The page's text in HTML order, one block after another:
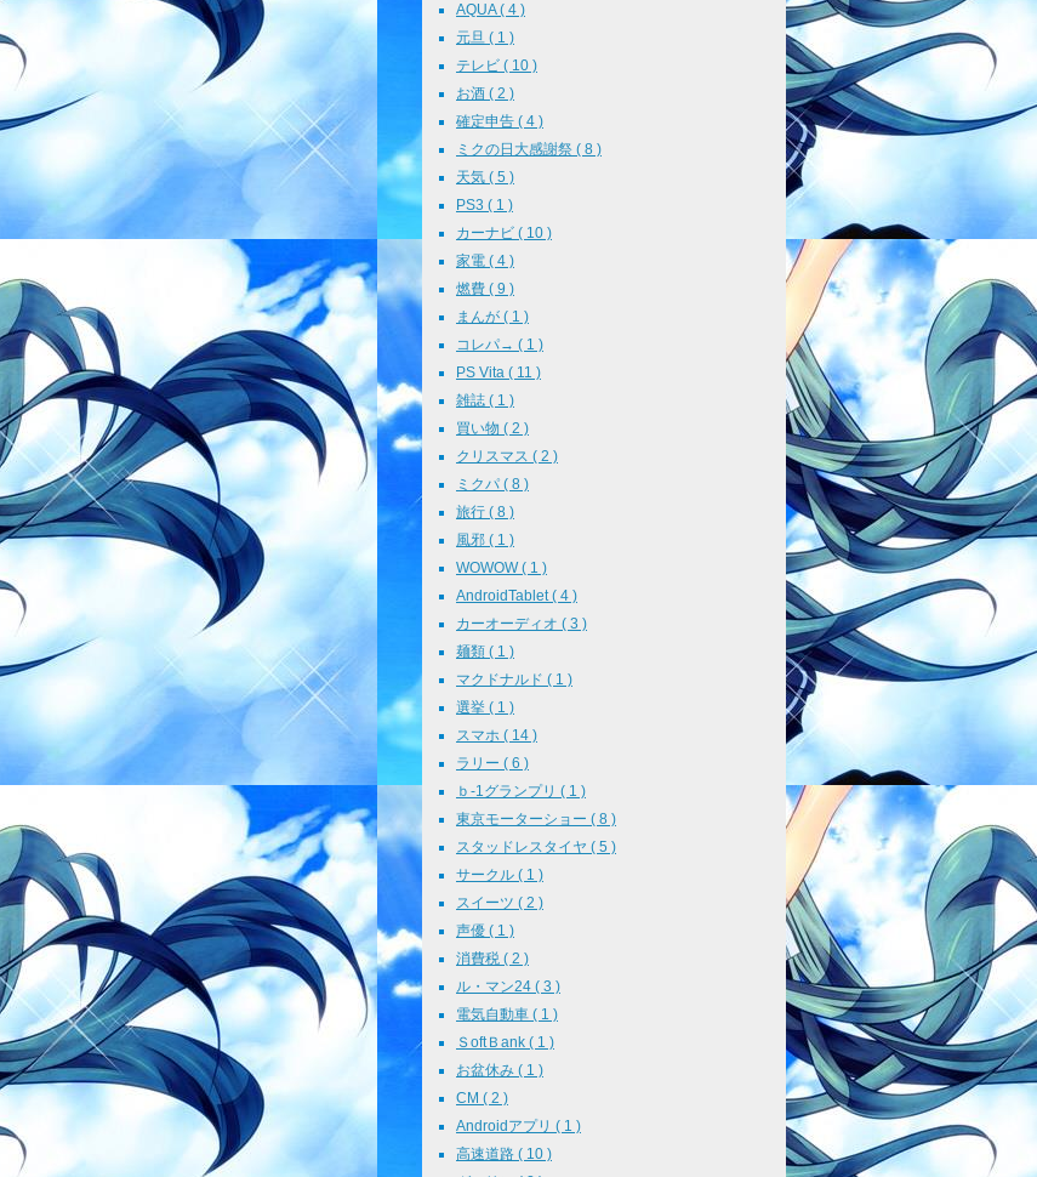
AQUA ( 4 )
元旦 ( 1 )
テレビ ( 10 )
お酒 ( 2 )
確定申告 ( 4 )
ミクの日大感謝祭 ( 8 )
天気 ( 5 )
PS3 ( 1 )
カーナビ ( 10 )
家電 ( 4 )
燃費 ( 9 )
まんが ( 1 )
コレパ→ ( 1 )
PS Vita ( 11 )
雑誌 ( 1 )
買い物 ( 2 )
クリスマス ( 2 )
ミクパ ( 8 )
旅行 ( 8 )
風邪 ( 1 )
WOWOW ( 1 )
AndroidTablet ( 4 )
カーオーディオ ( 3 )
麺類 ( 1 )
マクドナルド ( 1 )
選挙 ( 1 )
スマホ ( 14 )
ラリー ( 6 )
ｂ-1グランプリ ( 1 )
東京モーターショー ( 8 )
スタッドレスタイヤ ( 5 )
サークル ( 1 )
スイーツ ( 2 )
声優 ( 1 )
消費税 ( 2 )
ル・マン24 ( 3 )
電気自動車 ( 1 )
ＳoftＢank ( 1 )
お盆休み ( 1 )
CM ( 2 )
Androidアプリ ( 1 )
高速道路 ( 10 )